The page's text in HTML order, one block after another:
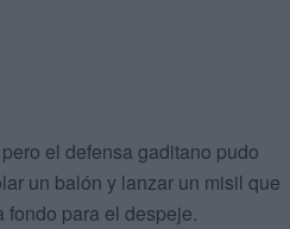
el defensa gaditano pudo
un balón y lanzar un misil que
fondo para el despeje.